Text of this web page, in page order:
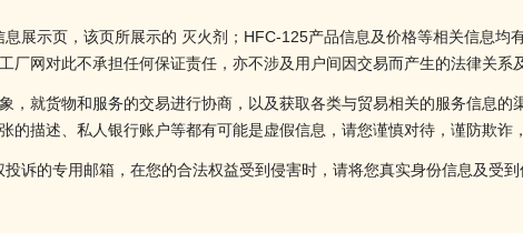
展示页，该页所展示的 灭火剂；HFC-125产品信息及价格等相关信息
厂网对此不承担任何保证责任，亦不涉及用户间因交易而产生的法律关系
，就货物和服务的交易进行协商，以及获取各类与贸易相关的服务信息
的描述、私人银行账户等都有可能是虚假信息，请您谨慎对待，谨防欺诈
诉的专用邮箱，在您的合法权益受到侵害时，请将您真实身份信息及受